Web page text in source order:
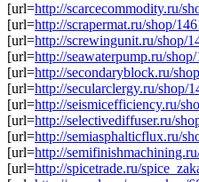
[url=http://scarcecommodity.ru/
[url=http://scrapermat.ru/shop/
[url=http://screwingunit.ru/shop/
[url=http://seawaterpump.ru/
[url=http://secondaryblock.ru/
[url=http://secularclergy.ru/shop/
[url=http://seismicefficiency.ru/
[url=http://selectivediffuser.ru/
[url=http://semiasphalticflux.ru/
[url=http://
[url=http://spicetrade.ru/